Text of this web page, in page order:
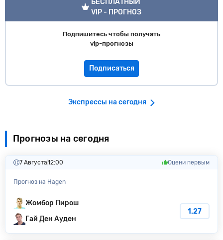
VIP - ПРОГНОЗ
Подпишитесь чтобы получать
vip-прогнозы
Подписаться
Экспрессы на сегодня
Прогнозы на сегодня
7 Августа12:00 Оцени первым
Прогноз на Hagen
Жомбор Пирош
Гай Ден Ауден
1.27